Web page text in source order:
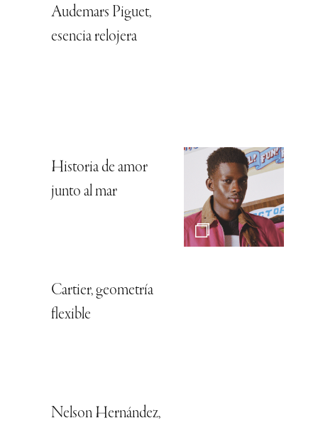
Audemars Piguet,
esencia relojera
Historia de amor
junto al mar
Cartier, geometría
flexible
Nelson Hernández,